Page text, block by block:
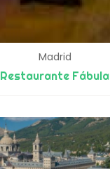
Madrid
Restaurante Fábula